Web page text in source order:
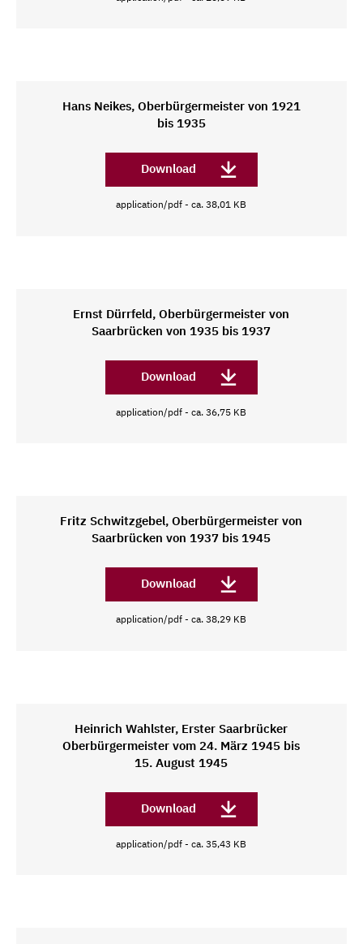
Hans Neikes, Oberbürgermeister von 1921
bis 1935
Download
application/pdf - ca. 38,01 KB
Ernst Dürrfeld, Oberbürgermeister von
Saarbrücken von 1935 bis 1937
Download
application/pdf - ca. 36,75 KB
Fritz Schwitzgebel, Oberbürgermeister von
Saarbrücken von 1937 bis 1945
Download
application/pdf - ca. 38,29 KB
Heinrich Wahlster, Erster Saarbrücker
Oberbürgermeister vom 24. März 1945 bis
15. August 1945
Download
application/pdf - ca. 35,43 KB